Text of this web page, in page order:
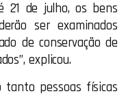
21 de julho, os bens
ser examinados
de conservação de
explicou.
tanto pessoas físicas